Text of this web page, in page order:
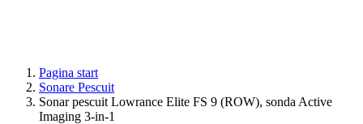
Pagina start
Sonare Pescuit
Sonar pescuit Lowrance Elite FS 9 (ROW), sonda Active
Imaging 3-in-1